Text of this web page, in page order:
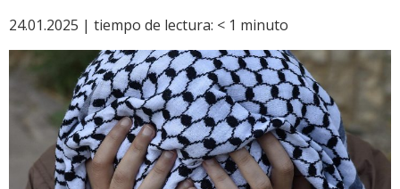
24.01.2025 | tiempo de lectura: < 1 minuto